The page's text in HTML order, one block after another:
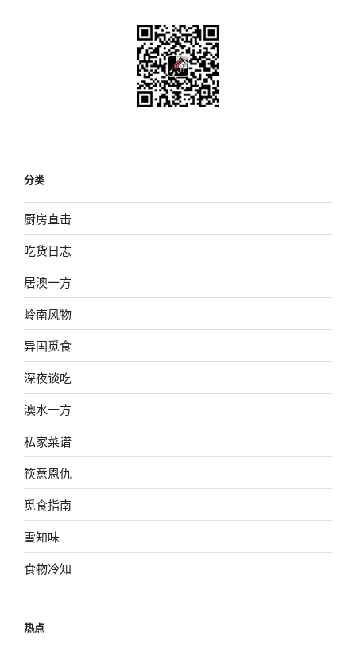
分类
厨房直击
吃货日志
居澳一方
岭南风物
异国觅食
深夜谈吃
澳水一方
私家菜谱
筷意恩仇
觅食指南
雪知味
食物冷知
热点